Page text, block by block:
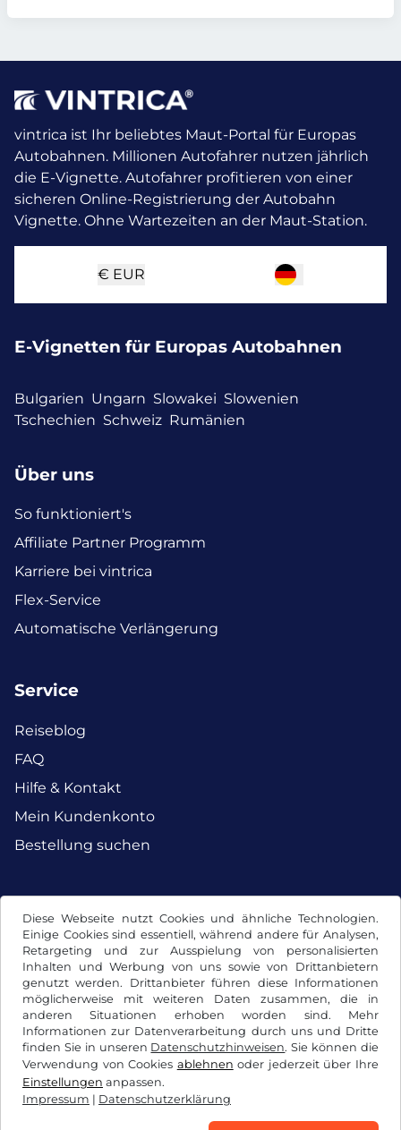
Diese Webseite nutzt Cookies und ähnliche Technologien.
Einige Cookies sind essentiell, während andere für Analysen,
Retargeting und zur Ausspielung von personalisierten
Inhalten und Werbung von uns sowie von Drittanbietern
genutzt werden. Drittanbieter führen diese Informationen
möglicherweise mit weiteren Daten zusammen, die in
anderen Situationen erhoben worden sind. Mehr
Informationen zur Datenverarbeitung durch uns und Dritte
finden Sie in unseren Datenschutzhinweisen. Sie können die
Verwendung von Cookies ablehnen oder jederzeit über Ihre
Einstellungen anpassen.
Impressum | Datenschutzerklärung
vintrica ist Ihr beliebtes Maut-Portal für Europas
Autobahnen. Millionen Autofahrer nutzen jährlich
die E-Vignette. Autofahrer profitieren von einer
sicheren Online-Registrierung der Autobahn
Vignette. Ohne Wartezeiten an der Maut-Station.
€ EUR
E-Vignetten für Europas Autobahnen
Bulgarien Ungarn Slowakei Slowenien
Tschechien Schweiz Rumänien
Über uns
So funktioniert's
Affiliate Partner Programm
Karriere bei vintrica
Flex-Service
Automatische Verlängerung
Service
Reiseblog
FAQ
Hilfe & Kontakt
Mein Kundenkonto
Bestellung suchen
Facebook Instagram
AGB / Widerrufsrecht
Datenschutzerklärung